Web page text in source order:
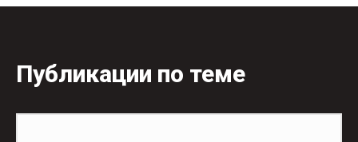
Публикации по теме